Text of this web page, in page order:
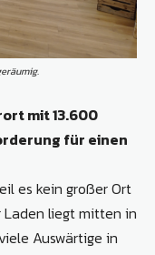
mit 13.600
für einen
es kein großer Ort
Laden liegt mitten in
Auswärtige in